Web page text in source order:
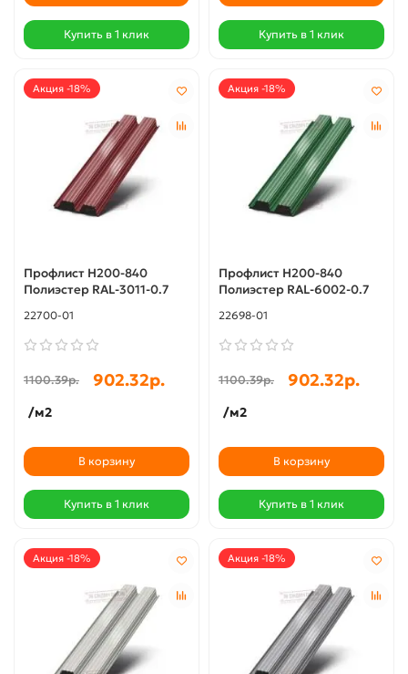
Купить в 1 клик Купить в 1 клик
Акция -18%
Профлист Н200-840
Полиэстер RAL-3011-0.7
22700-01
1100.39р. 902.32р.
/м2
В корзину
Купить в 1 клик
Акция -18%
Профлист Н200-840
Полиэстер RAL-6002-0.7
22698-01
1100.39р. 902.32р.
/м2
В корзину
Купить в 1 клик
Акция -18% Акция -18%